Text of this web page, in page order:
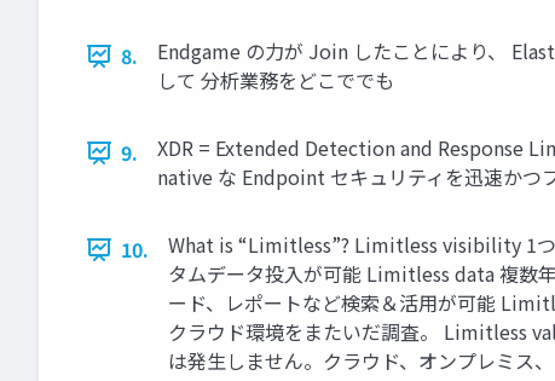
8.
Endgame の⼒が Join したことにより、
して 分析業務をどこででも
9.
XDR = Extended Detection and Response
native な Endpoint セキュリティを迅速かつ
10.
What is “Limitless”? Limitless visibility 1つ
タムデータ投⼊が可能 Limitless data 複数
ード、レポートなど検索＆活⽤が可能
クラウド環境をまたいだ調査。 Limitless
は発⽣しません。クラウド、オンプレミス